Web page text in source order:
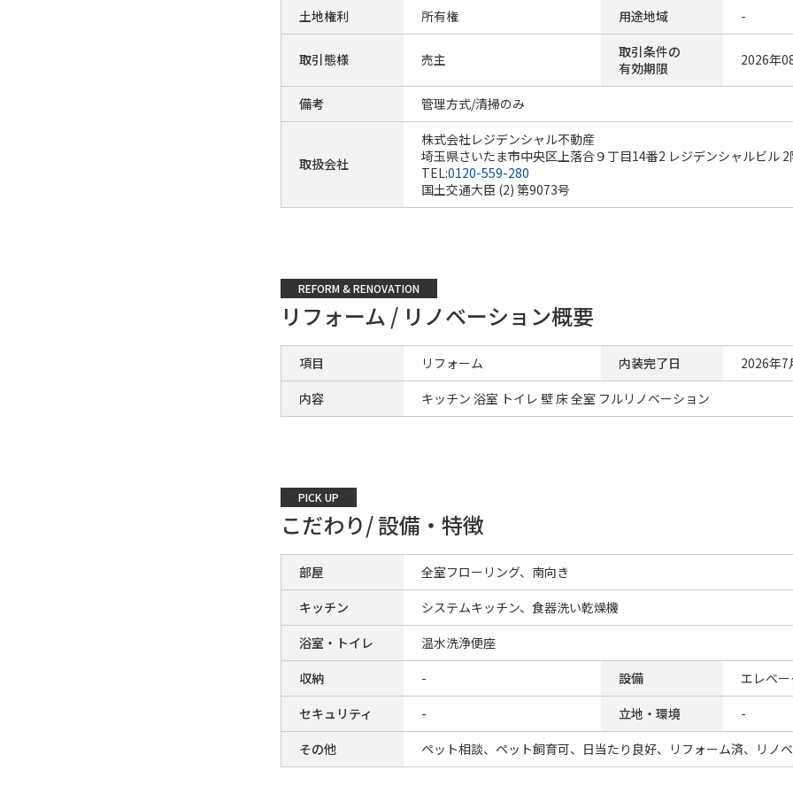
土地権利
所有権 用途地域 -
取引態様 売主
取引条件の
有効期限
2026年
備考 管理方式/清掃のみ
取扱会社
株式会社レジデンシャル不動産
埼玉県さいたま市中央区上落合９丁目14番2 レジデンシャルビル 2
TEL:0120-559-280
国土交通大臣 (2) 第9073号
REFORM & RENOVATION
リフォーム / リノベーション概要
項目 リフォーム 内装完了日
2026年7
内容
キッチン 浴室 トイレ 壁 床 全室 フルリノベーション
PICK UP
こだわり/ 設備・特徴
部屋
全室フローリング、南向き
キッチン
システムキッチン、食器洗い乾燥機
浴室・トイレ
温水洗浄便座
収納
- 設備
エレベ
セキュリティ
- 立地・環境
-
その他
ペット相談、ペット飼育可、日当たり良好、リフォーム済、リノ